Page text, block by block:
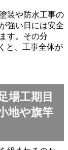
装や防水工事の
強い日には安全
す。その分
と、工事全体が
場工期目
地や旗竿